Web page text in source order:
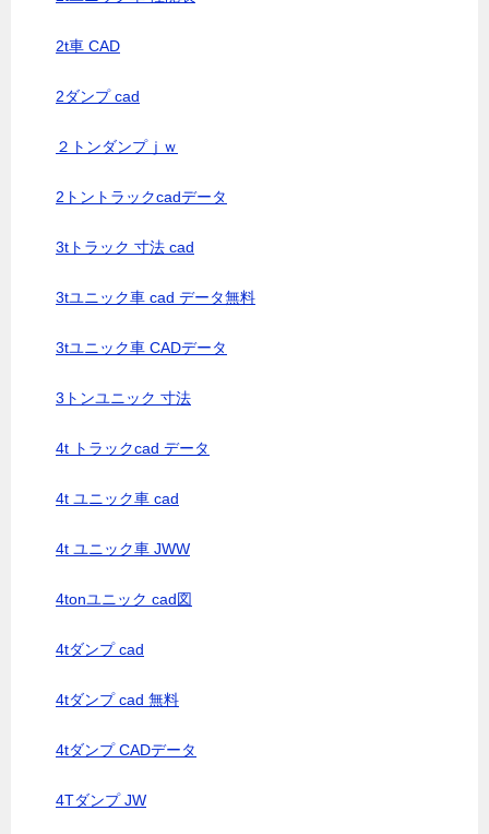
2t車 CAD
2ダンプ cad
２トンダンプｊｗ
2トントラックcadデータ
3tトラック 寸法 cad
3tユニック車 cad データ無料
3tユニック車 CADデータ
3トンユニック 寸法
4t トラックcad データ
4t ユニック車 cad
4t ユニック車 JWW
4tonユニック cad図
4tダンプ cad
4tダンプ cad 無料
4tダンプ CADデータ
4Tダンプ JW